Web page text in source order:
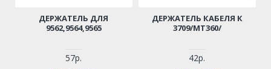
ДЕРЖАТЕЛЬ ДЛЯ
9562,9564,9565
57р.
ДЕРЖАТЕЛЬ КАБЕЛЯ К
3709/MT360/
42р.